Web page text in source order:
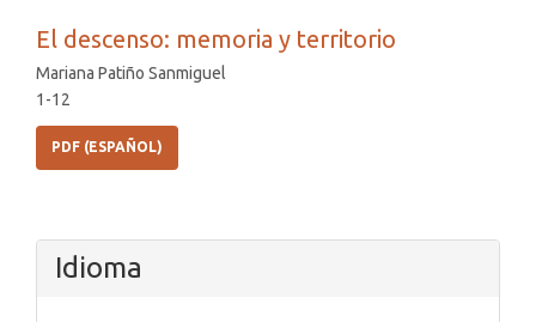
El descenso: memoria y territorio
Mariana Patiño Sanmiguel
1-12
PDF (ESPAÑOL)
Idioma